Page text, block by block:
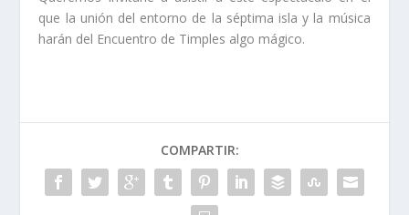
que la unión del entorno de la séptima isla y la música
harán del Encuentro de Timples algo mágico.
COMPARTIR: